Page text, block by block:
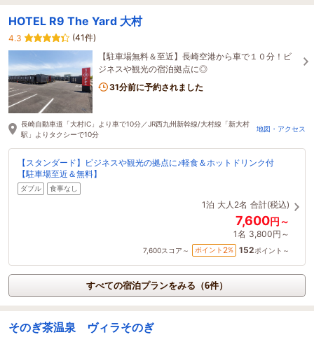
HOTEL R9 The Yard 大村
4.3
(41件)
【駐車場無料＆至近】長崎空港から車で１０分！ビ
ジネスや観光の宿泊拠点に◎
31分前に予約されました
長崎自動車道「大村IC」より車で10分／JR西九州新幹線/大村線「新大村
駅」よりタクシーで10分
地図・アクセス
【スタンダード】ビジネスや観光の拠点に♪軽食＆ホットドリンク付
【駐車場至近＆無料】
ダブル 食事なし
1泊 大人2名 合計(税込)
7,600円～
1名 3,800円～
7,600スコア～ ポイント 2% 152ポイント～
すべての宿泊プランをみる（6件）
そのぎ茶温泉 ヴィラそのぎ